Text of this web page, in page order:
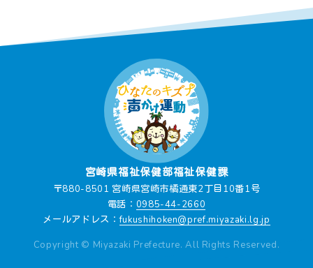
宮崎県福祉保健部福祉保健課
〒880-8501 宮崎県宮崎市橘通東2丁目10番1号
電話： 0985-44-2660
メールアドレス：fukushihoken@pref.miyazaki.lg.jp
Copyright © Miyazaki Prefecture. All Rights Reserved.